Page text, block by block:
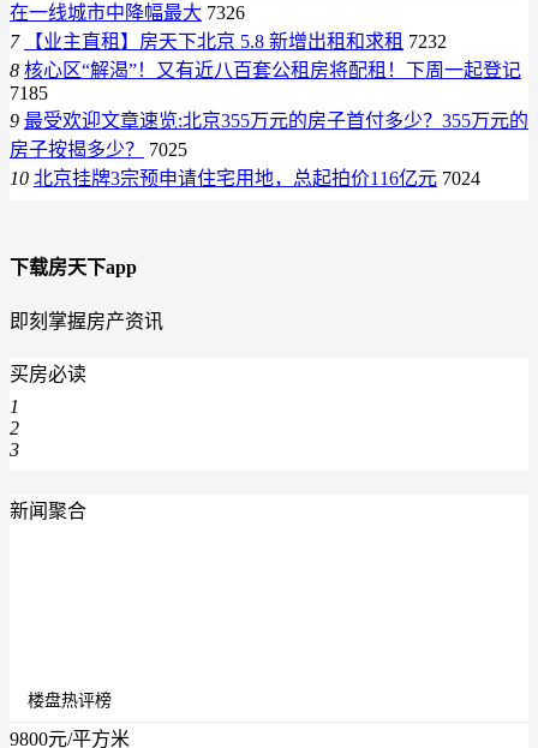
在一线城市中降幅最大 7326
7
【业主直租】房天下北京 5.8 新增出租和求租 7232
8 核心区“解渴”！又有近八百套公租房将配租！下周一起登记
7185
9 最受欢迎文章速览:北京355万元的房子首付多少？355万元的
房子按揭多少？
7025
10 北京挂牌3宗预申请住宅用地，总起拍价116亿元 7024
下载房天下app
即刻掌握房产资讯
买房必读
1
2
3
新闻聚合
楼盘热评榜
9800元/平方米